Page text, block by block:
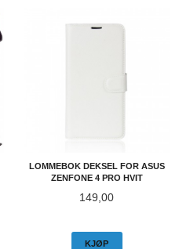
LOMMEBOK DEKSEL FOR ASUS
ZENFONE 4 PRO HVIT
Pris
149,00
KJØP